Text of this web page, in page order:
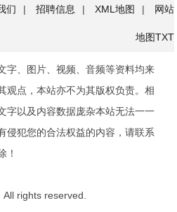
们 | 招聘信息 | XML地图 | 网站
地图TXT
字、图片、视频、音频等资料均来
观点，本站亦不为其版权负责。相
字以及内容数据庞杂本站无法一一
侵犯您的合法权益的内容，请联系
！
rights reserved.